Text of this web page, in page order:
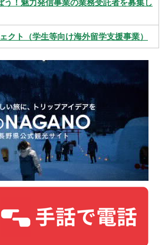
う！魅力発信事業の業務受託者を募集し
クト（学生等向け海外留学支援事業）